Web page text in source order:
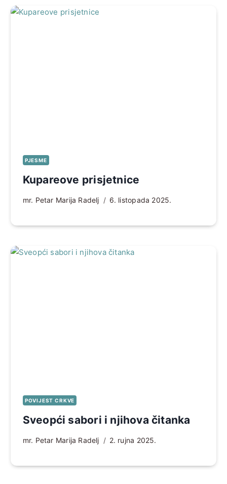
PJESME
Kupareove prisjetnice
mr. Petar Marija Radelj 6. listopada 2025.
POVIJEST CRKVE
Sveopći sabori i njihova čitanka
mr. Petar Marija Radelj 2. rujna 2025.